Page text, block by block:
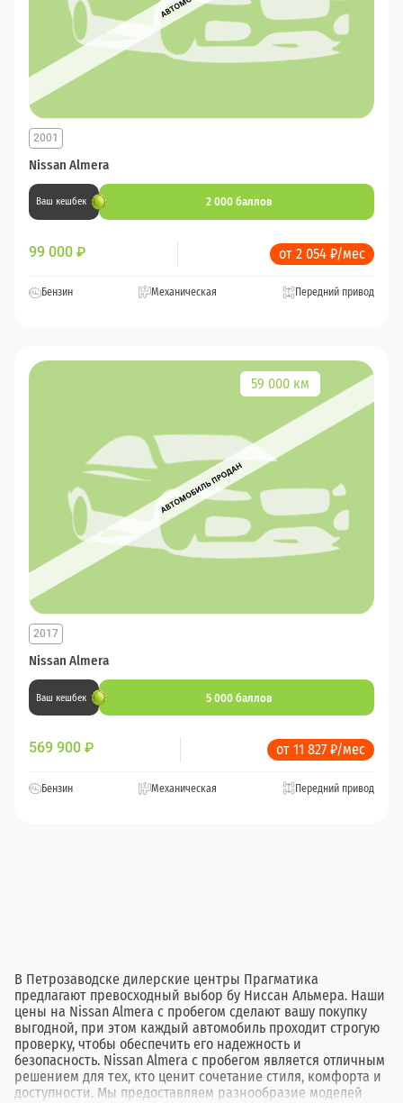
Nissan Almera
2001
Ваш кешбек 2 000 баллов
99 000 ₽ от 2 054 ₽/мес
Бензин Механическая Передний привод
59 000 км
Nissan Almera
2017
Ваш кешбек 5 000 баллов
569 900 ₽ от 11 827 ₽/мес
Бензин Механическая Передний привод
В Петрозаводске дилерские центры Прагматика
предлагают превосходный выбор бу Ниссан Альмера. Наши
цены на Nissan Almera с пробегом сделают вашу покупку
выгодной, при этом каждый автомобиль проходит строгую
проверку, чтобы обеспечить его надежность и
безопасность. Nissan Almera с пробегом является отличным
решением для тех, кто ценит сочетание стиля, комфорта и
доступности. Мы предоставляем разнообразие моделей